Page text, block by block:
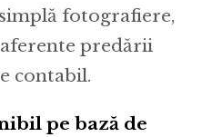
fotografiere,
predării
contabil.
pe bază de